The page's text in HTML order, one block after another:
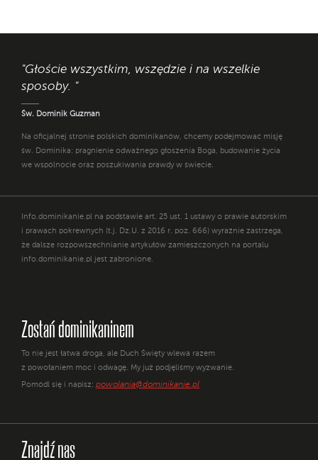
"Głoście wszystkim, wszędzie i na wszelkie
sposoby. "
Św. Dominik Guzman
Na oficjalnej stronie polskich dominikanów, chcemy podejmować misję
św. Dominika: pragnienie odważnego głoszenia Boga, budowanie życia
we wspólnocie oraz poszukiwania prawdy w świecie.
Info.dominikanie.pl na podstawie art. 25 ust. 1 ustawy o prawie autorskim
i prawach pokrewnych (t.j. Dz.U. z 2016 r. poz. 666) wyraźnie zastrzega,
że dalsze rozpowszechnianie artykułów zamieszczonych na portalu
info.dominikanie.pl jest zabronione.
Zostań dominikaninem
To nie jest łatwa droga, ale Duch Święty wlewa razem
z powołaniem moc i odwagę. My już podjęliśmy wyzwanie.
Pomódl się i napisz: powolania@dominikanie.pl
Znajdź nas